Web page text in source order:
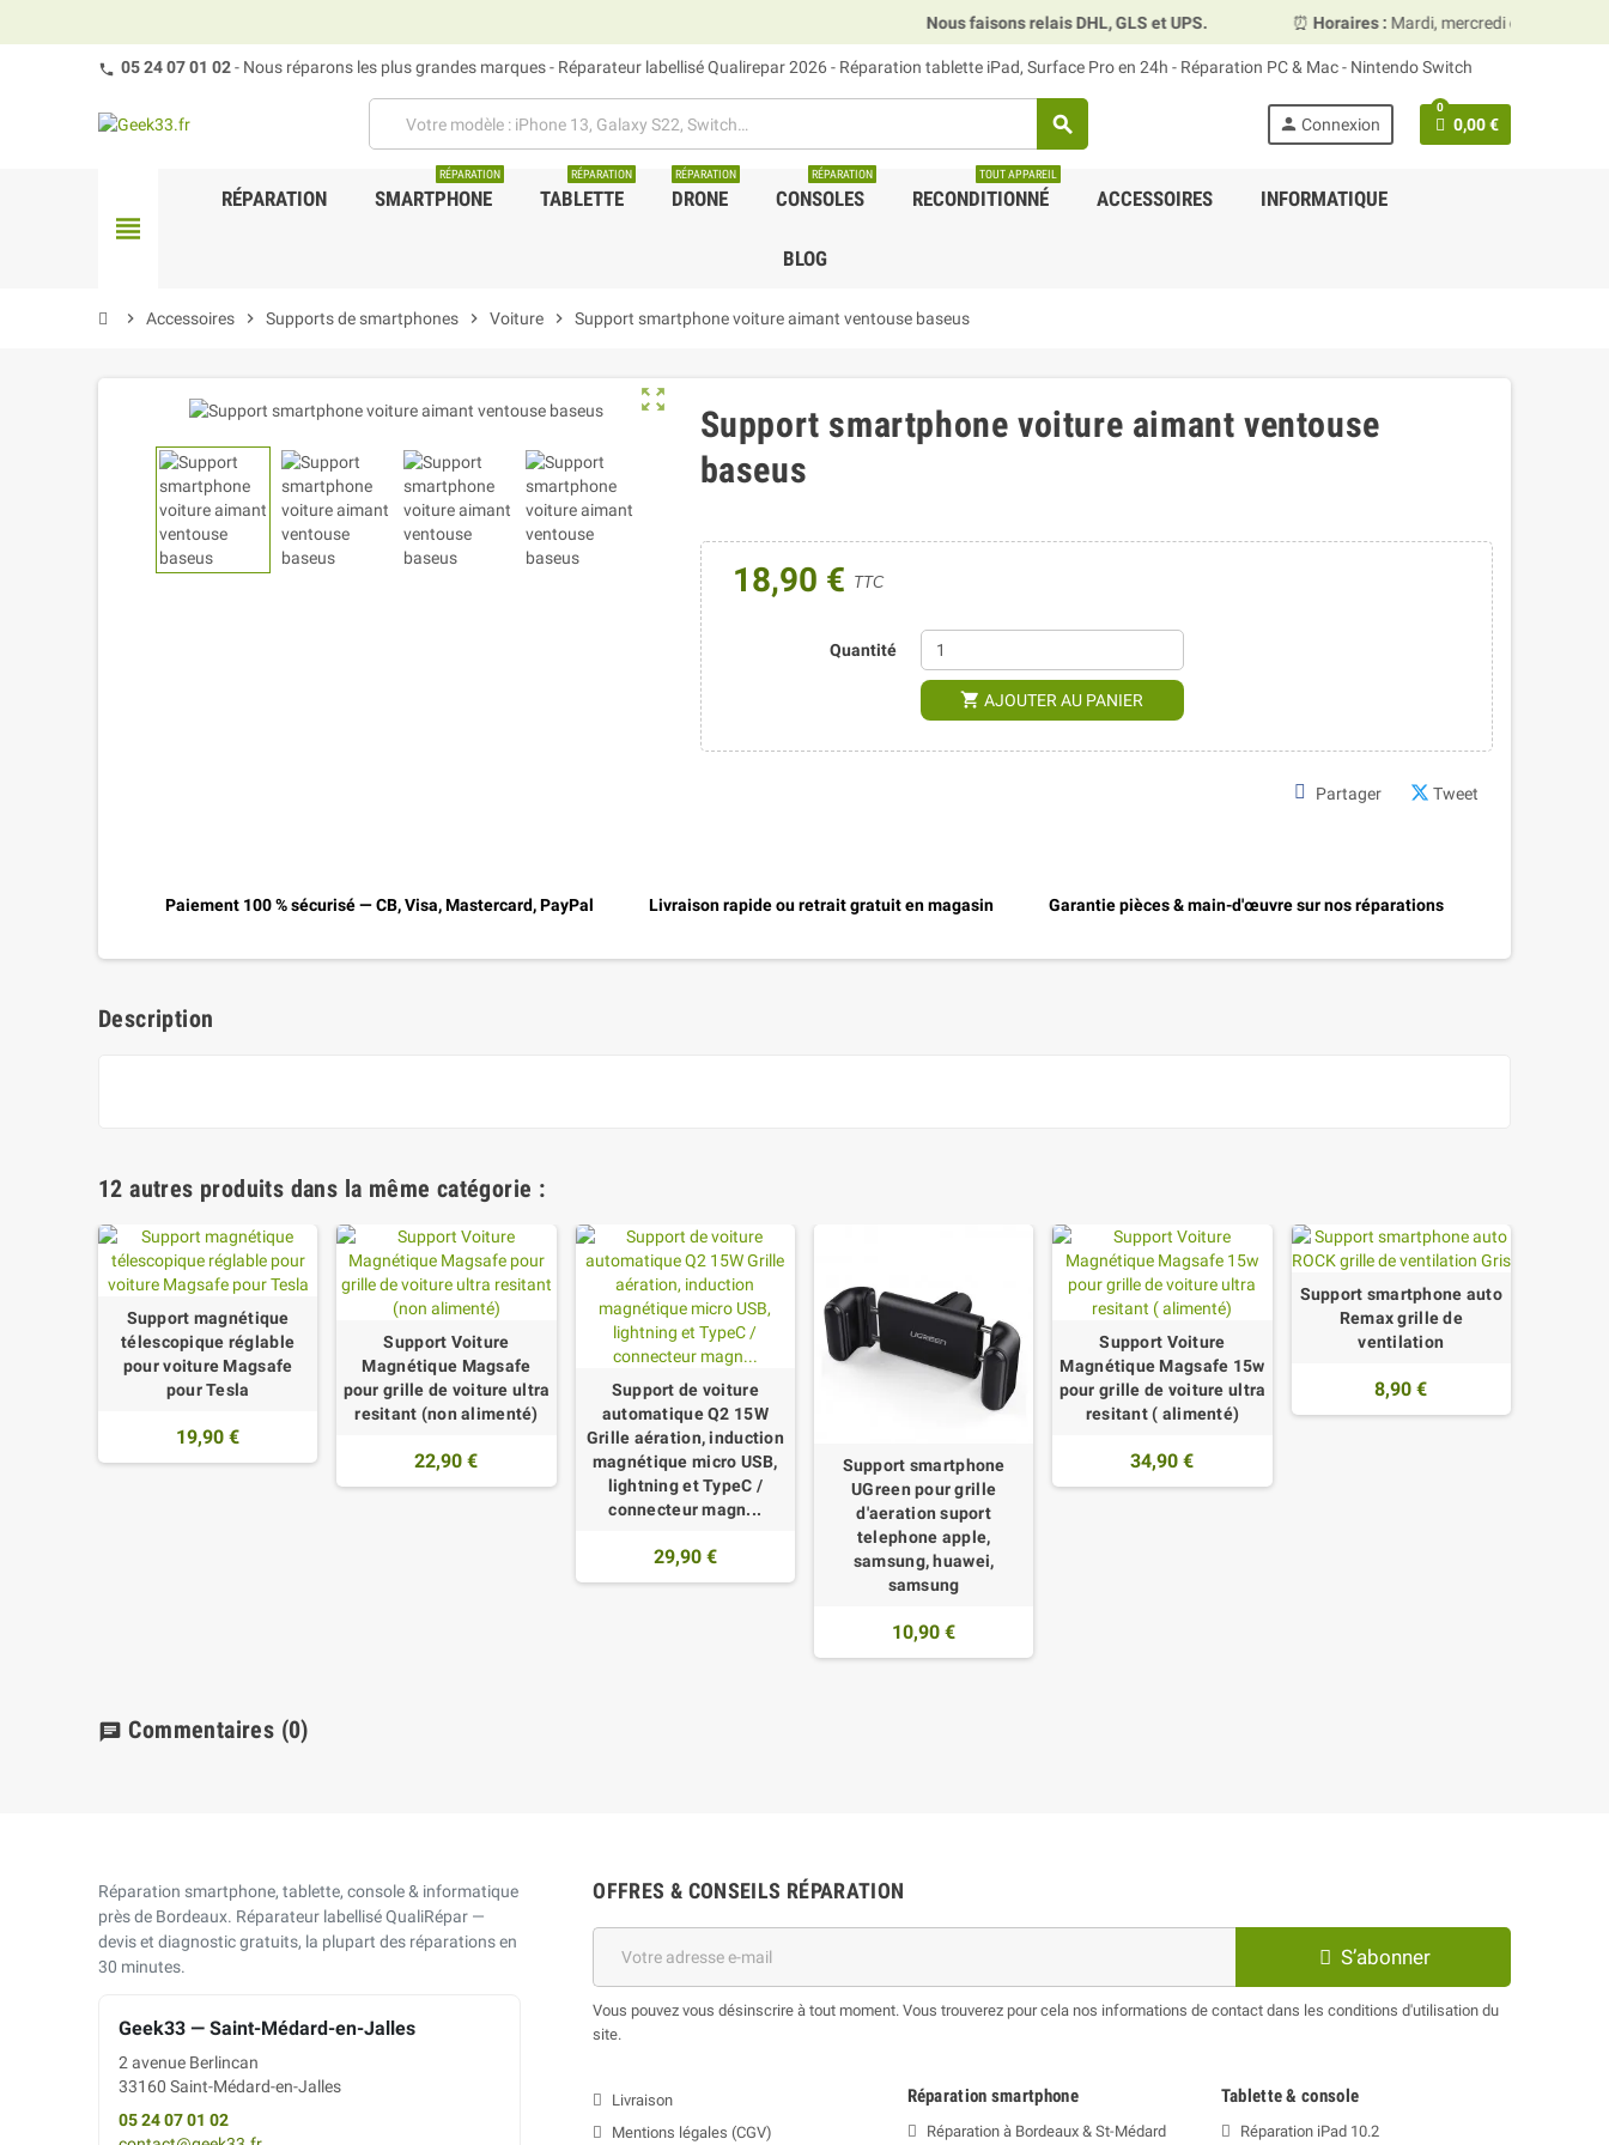
Nous faisons relais DHL, GLS et UPS. Horaires :Mardi, mercredi et vendredi
05 24 07 01 02- Nous réparons les plus grandes marques - Réparateur labellisé Qualirepar 2026 - Réparation tablette iPad, Surface Pro en 24h - Réparation PC & Mac - Nintendo Switch
search person Connexion
0
0,00 €
view_headline
RÉPARATION SMARTPHONE
RÉPARATION
TABLETTE
RÉPARATION
DRONE
RÉPARATION
CONSOLES
RÉPARATION
RECONDITIONNÉ
TOUT APPAREIL
ACCESSOIRES INFORMATIQUE
BLOG
chevron_right Accessoires chevron_right Supports de smartphones chevron_right Voiture chevron_right Support smartphone voiture aimant ventouse baseus
zoom_out_map
Support smartphone voiture aimant ventouse
baseus
18,90 € TTC
Quantité
shopping_cart AJOUTER AU PANIER
Partager Tweet
Paiement 100 % sécurisé — CB, Visa, Mastercard, PayPal Livraison rapide ou retrait gratuit en magasin Garantie pièces & main-d'œuvre sur nos réparations
Description
12 autres produits dans la même catégorie :
Support magnétique
télescopique réglable
pour voiture Magsafe
pour Tesla
19,90 €
Support Voiture
Magnétique Magsafe
pour grille de voiture ultra
resitant (non alimenté)
22,90 €
Support de voiture
automatique Q2 15W
Grille aération, induction
magnétique micro USB,
lightning et TypeC /
connecteur magn...
29,90 €
Support smartphone
UGreen pour grille
d'aeration suport
telephone apple,
samsung, huawei,
samsung
10,90 €
Support Voiture
Magnétique Magsafe 15w
pour grille de voiture ultra
resitant ( alimenté)
34,90 €
Support smartphone auto
Remax grille de
ventilation
8,90 €
chat Commentaires (0)
Réparation smartphone, tablette, console & informatique
près de Bordeaux. Réparateur labellisé QualiRépar —
devis et diagnostic gratuits, la plupart des réparations en
30 minutes.
Geek33 — Saint-Médard-en-Jalles
2 avenue Berlincan
33160 Saint-Médard-en-Jalles
05 24 07 01 02
OFFRES & CONSEILS RÉPARATION
S’abonner
Vous pouvez vous désinscrire à tout moment. Vous trouverez pour cela nos informations de contact dans les conditions d'utilisation du
site.
Livraison
Mentions légales (CGV)
Réparation smartphone
Réparation à Bordeaux & St-Médard
Tablette & console
Réparation iPad 10.2